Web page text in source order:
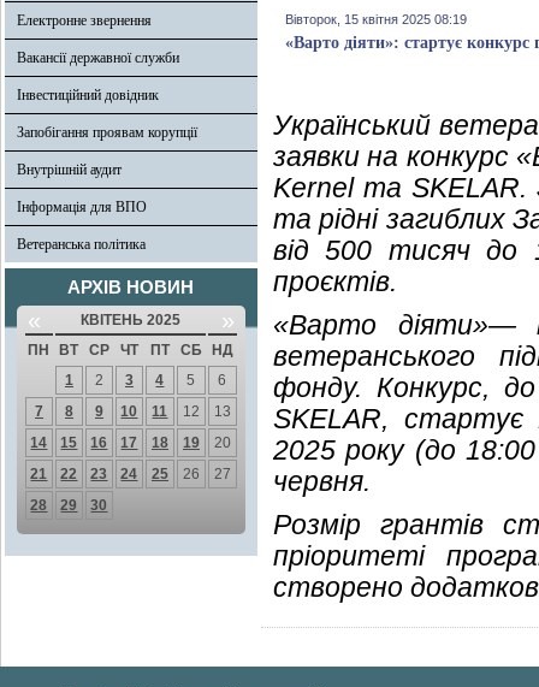
Електронне звернення
Вакансії державної служби
Інвестиційний довідник
Запобігання проявам корупції
Внутрішній аудит
Інформація для ВПО
Ветеранська політика
АРХІВ НОВИН
« КВІТЕНЬ 2025 »
ПН ВТ СР ЧТ ПТ СБ
НД
1
2 3 4 5
6
7
8 9 10 11 12
13
14
15 16 17 18 19
20
21
22 23 24 25 26
27
28
29 30
Вівторок, 15 квітня 2025 08:19
«Варто діяти»: стартує конкурс
Український
заявки на конкурс
Kernel та SKELAR.
та рідні загиблих
від 500 тисяч до
проєктів.
«Варто діяти»—
ветеранського
фонду. Конкурс, до
SKELAR, стартує
2025 року (до
червня.
Розмір грантів
пріоритеті
створено